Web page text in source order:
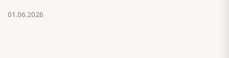
01.06.2026